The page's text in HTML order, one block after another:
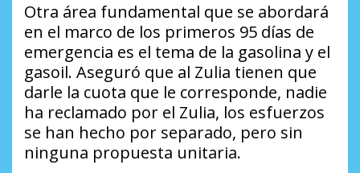
Otra área fundamental que se abordará
en el marco de los primeros 95 días de
emergencia es el tema de la gasolina y el
gasoil. Aseguró que al Zulia tienen que
darle la cuota que le corresponde, nadie
ha reclamado por el Zulia, los esfuerzos
se han hecho por separado, pero sin
ninguna propuesta unitaria.